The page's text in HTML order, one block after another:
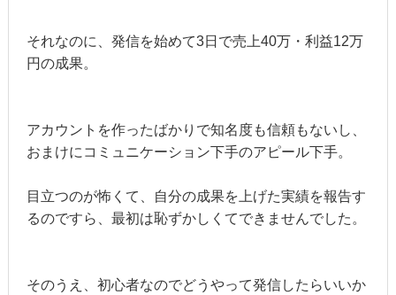
それなのに、発信を始めて3日で売上40万・利益12万
円の成果。
アカウントを作ったばかりで知名度も信頼もないし、
おまけにコミュニケーション下手のアピール下手。
目立つのが怖くて、自分の成果を上げた実績を報告す
るのですら、最初は恥ずかしくてできませんでした。
そのうえ、初心者なのでどうやって発信したらいいか